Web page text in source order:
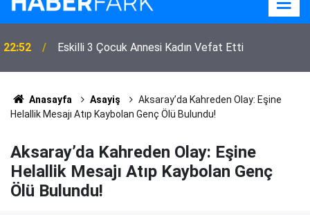
22:52 Eskilli 3 Çocuk Annesi Kadın Vefat Etti
Anasayfa Asayiş
Aksaray’da Kahreden Olay: Eşine
Helallik Mesajı Atıp Kaybolan Genç Ölü Bulundu!
Aksaray’da Kahreden Olay: Eşine
Helallik Mesajı Atıp Kaybolan Genç
Ölü Bulundu!